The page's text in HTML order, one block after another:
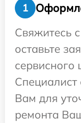
1
Свяжитесь
оставьте
сервисного
Специалист
Вам для
ремонта